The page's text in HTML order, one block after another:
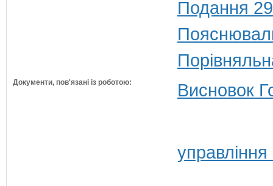
Подання
Документи, пов'язані із роботою: Висновок